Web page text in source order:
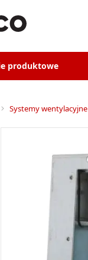
produktowe
Systemy wentylacyjne